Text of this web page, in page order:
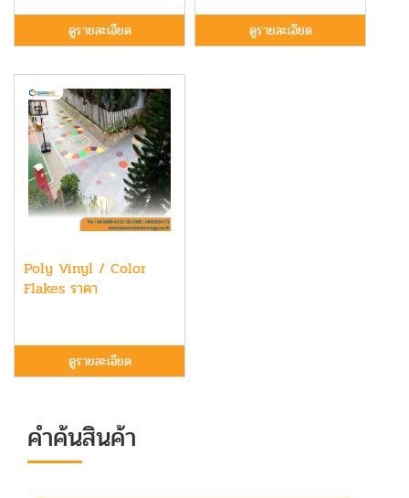
ดูรายละเอียด ดูรายละเอียด
Poly Vinyl / Color
Flakes ราคา
ดูรายละเอียด
คำค้นสินค้า